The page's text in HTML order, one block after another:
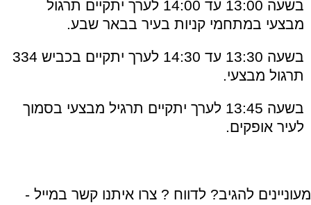
בשעה 13:00 עד 14:00 לערך יתקיים תרגול
מבצעי במתחמי קניות בעיר בבאר שבע.
בשעה 13:30 עד 14:30 לערך יתקיים בכביש 334
תרגול מבצעי.
בשעה 13:45 לערך יתקיים תרגיל מבצעי בסמוך
לעיר אופקים.
מעוניינים להגיב? לדווח ? צרו איתנו קשר במייל -